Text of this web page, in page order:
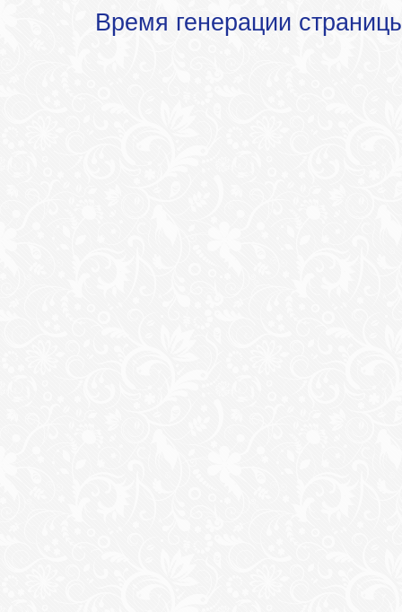
Время генерации